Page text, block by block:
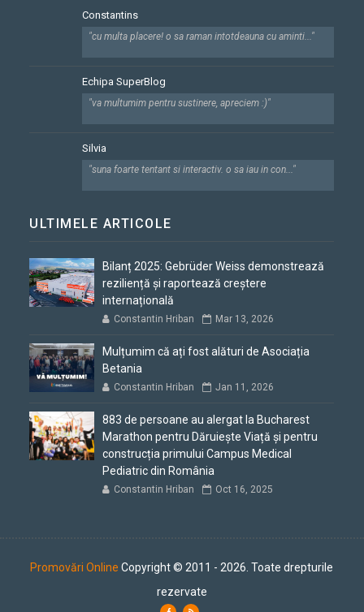
Constantins
"cu multa placere! o sa raman intotdeauna cu aminti..."
Echipa SuperBlog
"va multumim pentru sustinere, apreciem :)"
Silvia
"suna foarte tentant si interactiv. o sa iau in con..."
ULTIMELE ARTICOLE
Bilanț 2025: Gebrüder Weiss demonstrează
reziliență și raportează creștere
internațională
Constantin Hriban Mar 13, 2026
Mulțumim că ați fost alături de Asociația
Betania
Constantin Hriban Jan 11, 2026
883 de persoane au alergat la Bucharest
Marathon pentru Dăruiește Viață și pentru
construcția primului Campus Medical
Pediatric din România
Constantin Hriban Oct 16, 2025
Promovări Online Copyright © 2011 - 2026. Toate drepturile
rezervate